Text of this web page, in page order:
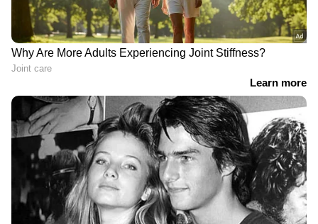
വിരുദ്ധമായി യാതൊന്നും നാളിതുവരെ ഞാൻ
ചെയ്തിട്ടുമില്ല ഇനി ചെയ്യുകയുമില്ല. ഒരു പരാതി
വ്യാജമാകുന്നത് ഒന്നുകിൽ ഇല്ലാത്ത കാര്യങ്ങൾ
പറഞ്ഞുകൊണ്ട് ഞാൻ പരാതി കൊടുക്കണം
ഇല്ലെങ്കിൽ പരാതിപ്പെട്ടിരിക്കുന്ന കാര്യങ്ങൾ
ഇല്ലാത്തതാവണം. ഇത് രണ്ടും അല്ലാത്ത ഒരു
പരാതി എങ്ങനെയാണ് വ്യാജമാകുന്നത്?
തരം പോലെ ഓരോ ചാനലിലും ഓരോ
രീതിയിൽ പറഞ്ഞതും എന്റെ കയ്യിൽ
തെളിവായി ഉണ്ട്. ഇനിയാണ് യഥാർത്ഥ നിയമ